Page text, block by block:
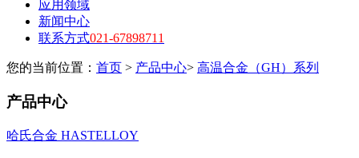
应用领域
新闻中心
联系方式021-67898711
您的当前位置： 首页 > 产品中心> 高温合金（GH）系列
产品中心
哈氏合金 HASTELLOY